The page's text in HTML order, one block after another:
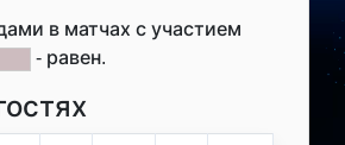
в матчах с участием
- равен.